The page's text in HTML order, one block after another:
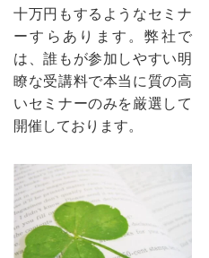
十万円もするようなセミナ
ーすらあります。弊社で
は、誰もが参加しやすい明
瞭な受講料で本当に質の高
いセミナーのみを厳選して
開催しております。